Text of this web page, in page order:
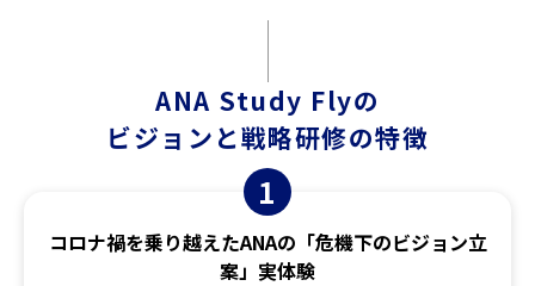
ANA Study Flyの
ビジョンと戦略研修の特徴
1
コロナ禍を乗り越えたANAの「危機下のビジョン立
案」実体験